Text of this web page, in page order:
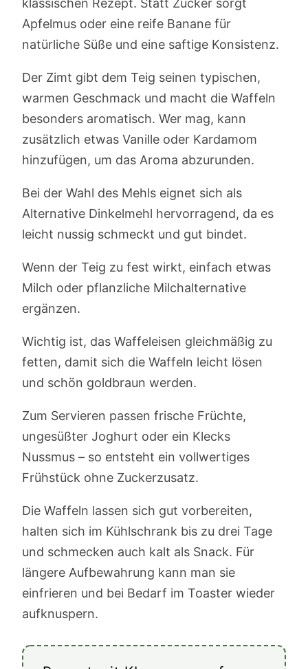
klassischen Rezept. Statt Zucker sorgt
Apfelmus oder eine reife Banane für
natürliche Süße und eine saftige Konsistenz.
Der Zimt gibt dem Teig seinen typischen,
warmen Geschmack und macht die Waffeln
besonders aromatisch. Wer mag, kann
zusätzlich etwas Vanille oder Kardamom
hinzufügen, um das Aroma abzurunden.
Bei der Wahl des Mehls eignet sich als
Alternative Dinkelmehl hervorragend, da es
leicht nussig schmeckt und gut bindet.
Wenn der Teig zu fest wirkt, einfach etwas
Milch oder pflanzliche Milchalternative
ergänzen.
Wichtig ist, das Waffeleisen gleichmäßig zu
fetten, damit sich die Waffeln leicht lösen
und schön goldbraun werden.
Zum Servieren passen frische Früchte,
ungesüßter Joghurt oder ein Klecks
Nussmus – so entsteht ein vollwertiges
Frühstück ohne Zuckerzusatz.
Die Waffeln lassen sich gut vorbereiten,
halten sich im Kühlschrank bis zu drei Tage
und schmecken auch kalt als Snack. Für
längere Aufbewahrung kann man sie
einfrieren und bei Bedarf im Toaster wieder
aufknuspern.